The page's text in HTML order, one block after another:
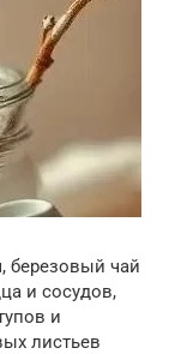
березовый чай
и сосудов,
и
листьев